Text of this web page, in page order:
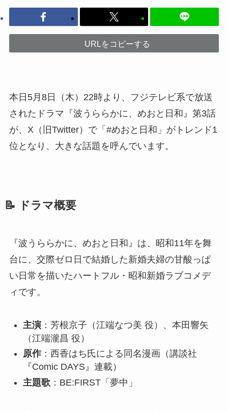
URLをコピーする
本日5月8日（木）22時より、フジテレビ系で放送
されたドラマ『波うららかに、めおと日和』第3話
が、X（旧Twitter）で「#めおと日和」がトレンド1
位となり、大きな話題を呼んでいます。
📝 ドラマ概要
『波うららかに、めおと日和』は、昭和11年を舞
台に、交際ゼロ日で結婚した新婚夫婦の甘酸っぱ
い日常を描いたハートフル・昭和新婚ラブコメデ
ィです。
主演：芳根京子（江端なつ美 役）、本田響矢
（江端瀧昌 役）
原作：西香はち氏による同名漫画（講談社
『Comic DAYS』連載）
主題歌：BE:FIRST「夢中」